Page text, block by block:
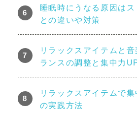
睡眠時にうなる原因はス
との違いや対策
リラックスアイテムと
ランスの調整と集中力
リラックスアイテムで
の実践方法